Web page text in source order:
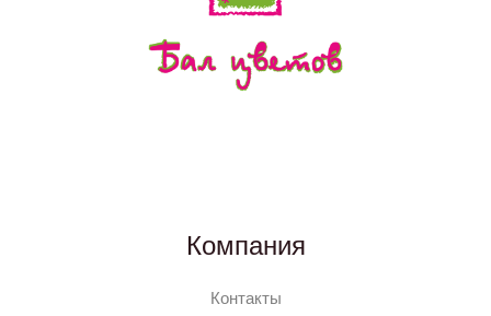
Компания
Контакты